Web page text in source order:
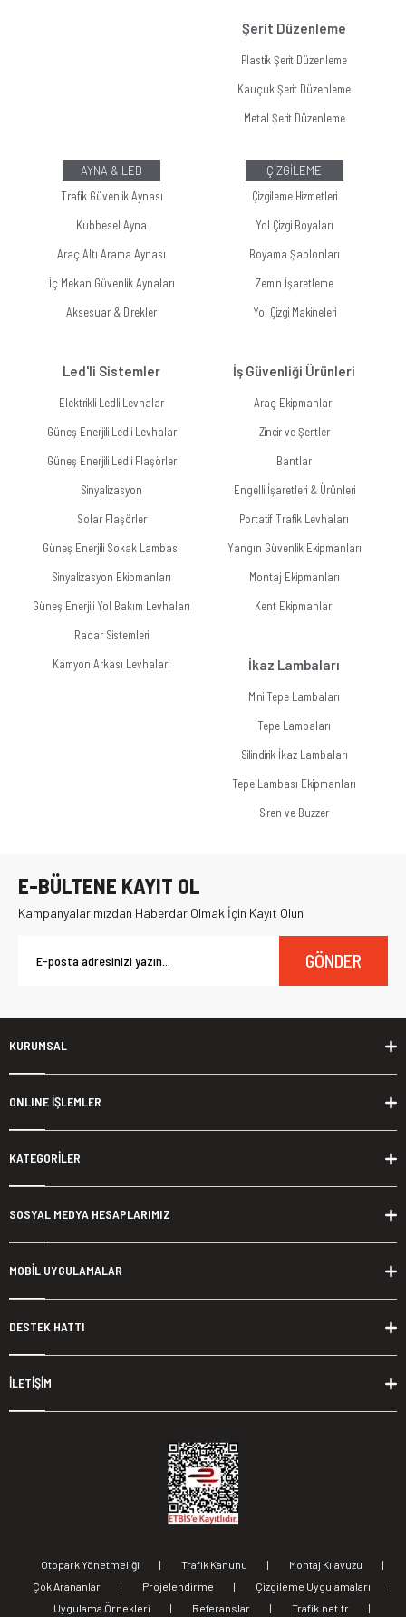
Şerit Düzenleme
Plastik Şerit Düzenleme
Kauçuk Şerit Düzenleme
Metal Şerit Düzenleme
AYNA & LED
Trafik Güvenlik Aynası
Kubbesel Ayna
Araç Altı Arama Aynası
İç Mekan Güvenlik Aynaları
Aksesuar & Direkler
Led'li Sistemler
Elektrikli Ledli Levhalar
Güneş Enerjili Ledli Levhalar
Güneş Enerjili Ledli Flaşörler
Sinyalizasyon
Solar Flaşörler
Güneş Enerjili Sokak Lambası
Sinyalizasyon Ekipmanları
Güneş Enerjili Yol Bakım Levhaları
Radar Sistemleri
Kamyon Arkası Levhaları
ÇİZGİLEME
Çizgileme Hizmetleri
Yol Çizgi Boyaları
Boyama Şablonları
Zemin İşaretleme
Yol Çizgi Makineleri
İş Güvenliği Ürünleri
Araç Ekipmanları
Zincir ve Şeritler
Bantlar
Engelli İşaretleri & Ürünleri
Portatif Trafik Levhaları
Yangın Güvenlik Ekipmanları
Montaj Ekipmanları
Kent Ekipmanları
İkaz Lambaları
Mini Tepe Lambaları
Tepe Lambaları
Silindirik İkaz Lambaları
Tepe Lambası Ekipmanları
Siren ve Buzzer
E-BÜLTENE KAYIT OL
Kampanyalarımızdan Haberdar Olmak İçin Kayıt Olun
GÖNDER
KURUMSAL
ONLINE İŞLEMLER
KATEGORİLER
SOSYAL MEDYA HESAPLARIMIZ
MOBİL UYGULAMALAR
DESTEK HATTI
İLETİŞİM
Otopark Yönetmeliği | Trafik Kanunu | Montaj Kılavuzu
|
Çok Arananlar
| Projelendirme | Çizgileme Uygulamaları
|
Uygulama Örnekleri
| Referanslar | Trafik.net.tr |